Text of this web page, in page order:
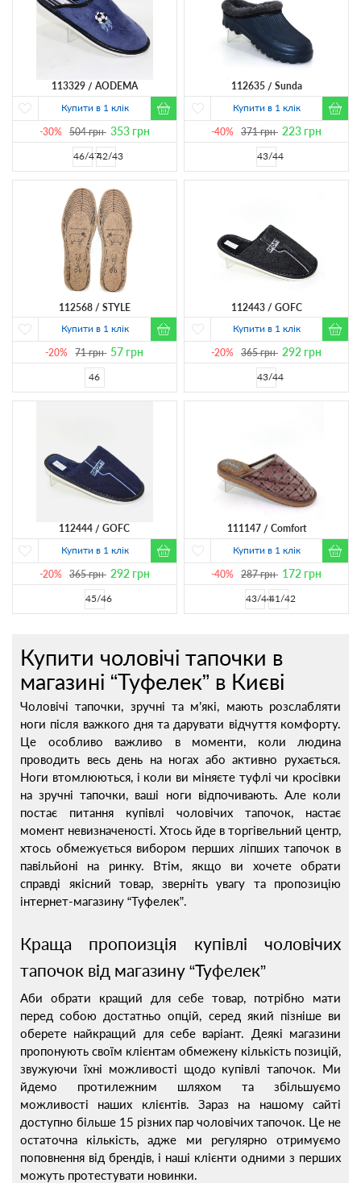
113329
AODEMA
Купити в 1 клік
-30% 504грн 353грн
46/4742/43
112635
Sunda
Купити в 1 клік
-40% 371грн 223 грн
43/44
112568
STYLE
Купити в 1 клік
-20% 71грн 57 грн
46
112443
GOFC
Купити в 1 клік
-20% 365грн 292 грн
43/44
112444
GOFC
Купити в 1 клік
-20% 365грн 292грн
45/46
111147
Comfort
Купити в 1 клік
-40% 287грн 172 грн
43/4441/42
Купити чоловічі тапочки в
магазині “Туфелек” в Києві
Чоловічі тапочки, зручні та м’які, мають розслабляти
ноги після важкого дня та дарувати відчуття комфорту.
Це особливо важливо в моменти, коли людина
проводить весь день на ногах або активно рухається.
Ноги втомлюються, і коли ви міняєте туфлі чи кросівки
на зручні тапочки, ваші ноги відпочивають. Але коли
постає питання купівлі чоловічих тапочок, настає
момент невизначеності. Хтось йде в торгівельний центр,
хтось обмежується вибором перших ліпших тапочок в
павільйоні на ринку. Втім, якщо ви хочете обрати
справді якісний товар, зверніть увагу та пропозицію
інтернет-магазину “Туфелек”.
Краща пропоизція купівлі чоловічих
тапочок від магазину “Туфелек”
Аби обрати кращий для себе товар, потрібно мати
перед собою достатньо опцій, серед який пізніше ви
оберете найкращий для себе варіант. Деякі магазини
пропонують своїм клієнтам обмежену кількість позицій,
звужуючи їхні можливості щодо купівлі тапочок. Ми
йдемо протилежним шляхом та збільшуємо
можливості наших клієнтів. Зараз на нашому сайті
доступно більше 15 різних пар чоловічих тапочок. Це не
остаточна кількість, адже ми регулярно отримуємо
поповнення від брендів, і наші клієнти одними з перших
можуть протестувати новинки.